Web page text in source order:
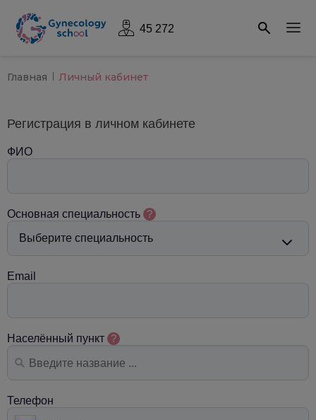
45 272
Главная Личный кабинет
Регистрация в личном кабинете
ФИО
Основная специальность ?
Email
Населённый пункт ?
Телефон